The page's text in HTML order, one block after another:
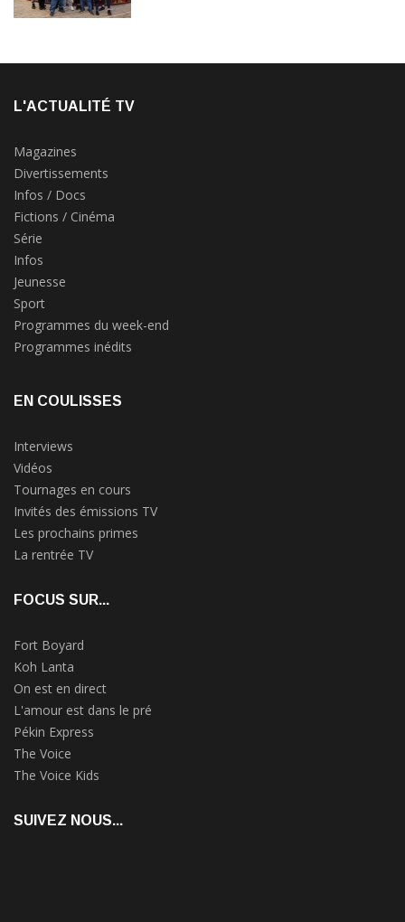
L'ACTUALITÉ TV
Magazines
Divertissements
Infos / Docs
Fictions / Cinéma
Série
Infos
Jeunesse
Sport
Programmes du week-end
Programmes inédits
EN COULISSES
Interviews
Vidéos
Tournages en cours
Invités des émissions TV
Les prochains primes
La rentrée TV
FOCUS SUR...
Fort Boyard
Koh Lanta
On est en direct
L'amour est dans le pré
Pékin Express
The Voice
The Voice Kids
SUIVEZ NOUS...